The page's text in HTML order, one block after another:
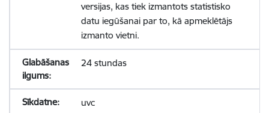
versijas, kas tiek izmantots statistisko
datu iegūšanai par to, kā apmeklētājs
izmanto vietni.
24 stundas
uvc